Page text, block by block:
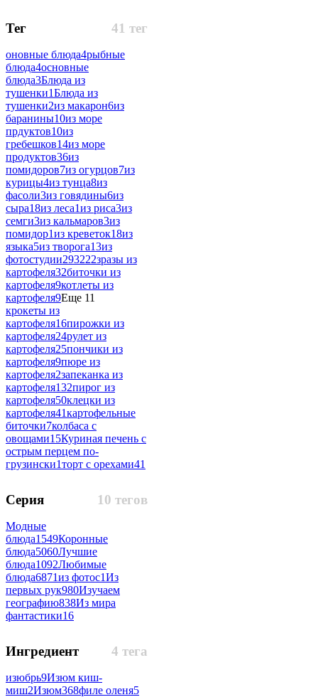
41 тег
Тег
оновные блюда4рыбные
блюда4основные
блюда3Блюда из
тушенки1Блюда из
тушенки2из макарон6из
баранины10из море
прдуктов10из
гребешков14из море
продуктов36из
помидоров7из огурцов7из
курицы4из тунца8из
фасоли3из говядины6из
сыра18из леса1из риса3из
семги3из кальмаров3из
помидор1из креветок18из
языка5из творога13из
фотостудии293222зразы из
картофеля32биточки из
картофеля9котлеты из
картофеля9Еще 11
крокеты из
картофеля16пирожки из
картофеля24рулет из
картофеля25пончики из
картофеля9пюре из
картофеля2запеканка из
картофеля132пирог из
картофеля50клецки из
картофеля41картофельные
биточки7колбаса с
овощами15Куриная печень с
острым перцем по-
грузински1торт с орехами41
10 тегов
Серия
Модные
блюда1549Коронные
блюда5060Лучшие
блюда1092Любимые
блюда6871из фотос1Из
первых рук980Изучаем
географию838Из мира
фантастики16
4 тега
Ингредиент
изюбрь9Изюм киш-
миш2Изюм368филе оленя5